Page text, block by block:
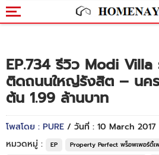
EP.734 รีวิว Modi
ติดถนนใหญ่รังสิต – นคร
ต้น 1.99 ล้านบาท
โพสโดย : PURE / วันที่ : 10 March 2017
หมวดหมู่ :
EP Property Perfect พร็อพเพอร์ตี้เ